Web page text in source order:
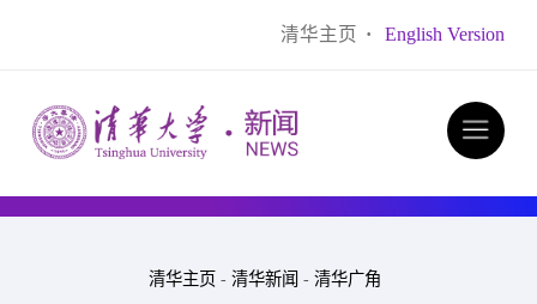
清华主页 · English Version
清华主页 - 清华新闻 - 清华广角